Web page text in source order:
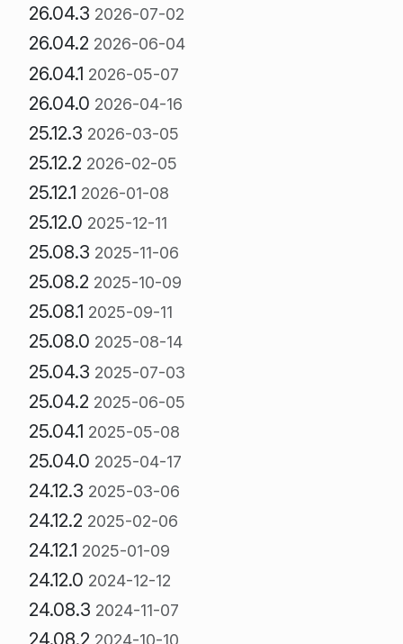
26.04.3 2026-07-02
26.04.2 2026-06-04
26.04.1 2026-05-07
26.04.0 2026-04-16
25.12.3 2026-03-05
25.12.2 2026-02-05
25.12.1 2026-01-08
25.12.0 2025-12-11
25.08.3 2025-11-06
25.08.2 2025-10-09
25.08.1 2025-09-11
25.08.0 2025-08-14
25.04.3 2025-07-03
25.04.2 2025-06-05
25.04.1 2025-05-08
25.04.0 2025-04-17
24.12.3 2025-03-06
24.12.2 2025-02-06
24.12.1 2025-01-09
24.12.0 2024-12-12
24.08.3 2024-11-07
24.08.2